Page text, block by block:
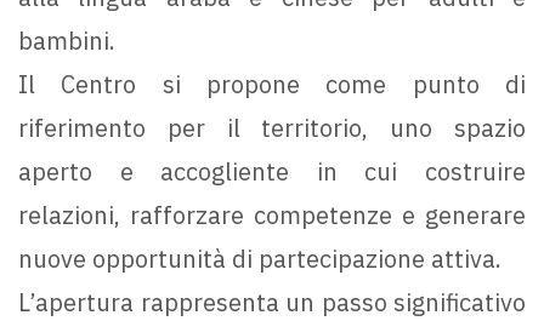
bambini.
Il Centro si propone come punto di
riferimento per il territorio, uno spazio
aperto e accogliente in cui costruire
relazioni, rafforzare competenze e generare
nuove opportunità di partecipazione attiva.
L’apertura rappresenta un passo significativo